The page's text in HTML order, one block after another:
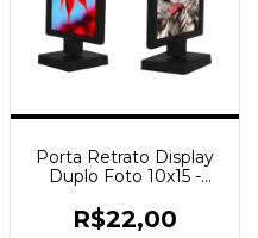
Porta Retrato Display
Duplo Foto 10x15 -
R$22,00